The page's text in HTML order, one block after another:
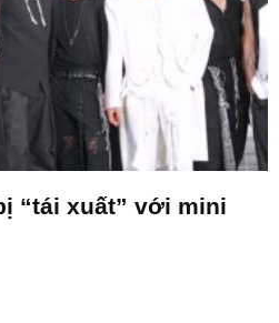
“tái xuất” với mini